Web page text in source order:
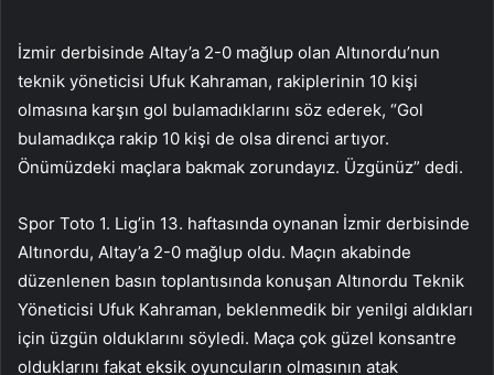
İzmir derbisinde Altay’a 2-0 mağlup olan Altınordu’nun
teknik yöneticisi Ufuk Kahraman, rakiplerinin 10 kişi
olmasına karşın gol bulamadıklarını söz ederek, “Gol
bulamadıkça rakip 10 kişi de olsa direnci artıyor.
Önümüzdeki maçlara bakmak zorundayız. Üzgünüz” dedi.
Spor Toto 1. Lig’in 13. haftasında oynanan İzmir derbisinde
Altınordu, Altay’a 2-0 mağlup oldu. Maçın akabinde
düzenlenen basın toplantısında konuşan Altınordu Teknik
Yöneticisi Ufuk Kahraman, beklenmedik bir yenilgi aldıkları
için üzgün olduklarını söyledi. Maça çok güzel konsantre
olduklarını fakat eksik oyuncuların olmasının atak